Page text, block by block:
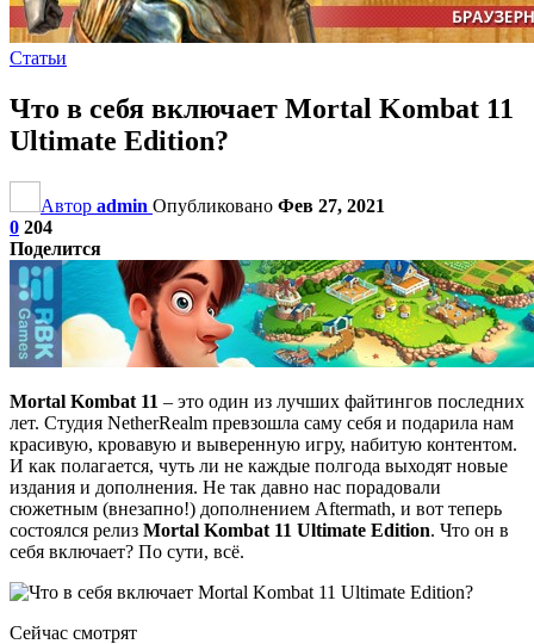
Статьи
Что в себя включает Mortal Kombat 11
Ultimate Edition?
Автор admin Опубликовано Фев 27, 2021
0 204
Поделится
Mortal Kombat 11 – это один из лучших файтингов последних
лет. Студия NetherRealm превзошла саму себя и подарила нам
красивую, кровавую и выверенную игру, набитую контентом.
И как полагается, чуть ли не каждые полгода выходят новые
издания и дополнения. Не так давно нас порадовали
сюжетным (внезапно!) дополнением Aftermath, и вот теперь
состоялся релиз Mortal Kombat 11 Ultimate Edition. Что он в
себя включает? По сути, всё.
Сейчас смотрят